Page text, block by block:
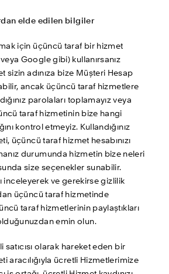
elde edilen bilgiler
için üçüncü taraf bir hizmet
Google gibi) kullanırsanız
sizin adınıza bize Müşteri Hesap
ancak üçüncü taraf hizmetlere
parolaları toplamayız veya
taraf hizmetinin bize hangi
kontrol etmeyiz. Kullandığınız
üçüncü taraf hizmet hesabınızı
durumunda hizmetin bize neleri
size seçenekler sunabilir.
inceleyerek ve gerekirse gizlilik
üçüncü taraf hizmetinde
taraf hizmetlerinin paylaştıkları
emin olun.
satıcısı olarak hareket eden bir
aracılığıyla ücretli Hizmetlerimize